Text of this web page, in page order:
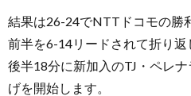
結果は26-24でNTTドコモの勝
前半を6-14リードされて折り返
後半18分に新加入のTJ・ペレ
げを開始します。